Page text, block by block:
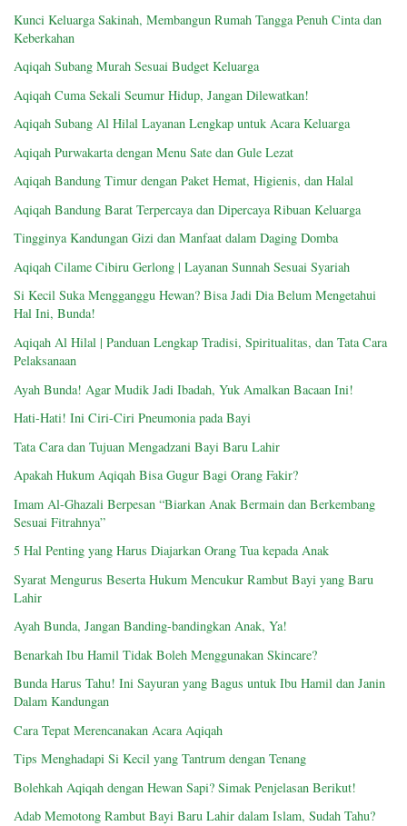
Kunci Keluarga Sakinah, Membangun Rumah Tangga Penuh Cinta dan
Keberkahan
Aqiqah Subang Murah Sesuai Budget Keluarga
Aqiqah Cuma Sekali Seumur Hidup, Jangan Dilewatkan!
Aqiqah Subang Al Hilal Layanan Lengkap untuk Acara Keluarga
Aqiqah Purwakarta dengan Menu Sate dan Gule Lezat
Aqiqah Bandung Timur dengan Paket Hemat, Higienis, dan Halal
Aqiqah Bandung Barat Terpercaya dan Dipercaya Ribuan Keluarga
Tingginya Kandungan Gizi dan Manfaat dalam Daging Domba
Aqiqah Cilame Cibiru Gerlong | Layanan Sunnah Sesuai Syariah
Si Kecil Suka Mengganggu Hewan? Bisa Jadi Dia Belum Mengetahui
Hal Ini, Bunda!
Aqiqah Al Hilal | Panduan Lengkap Tradisi, Spiritualitas, dan Tata Cara
Pelaksanaan
Ayah Bunda! Agar Mudik Jadi Ibadah, Yuk Amalkan Bacaan Ini!
Hati-Hati! Ini Ciri-Ciri Pneumonia pada Bayi
Tata Cara dan Tujuan Mengadzani Bayi Baru Lahir
Apakah Hukum Aqiqah Bisa Gugur Bagi Orang Fakir?
Imam Al-Ghazali Berpesan “Biarkan Anak Bermain dan Berkembang
Sesuai Fitrahnya”
5 Hal Penting yang Harus Diajarkan Orang Tua kepada Anak
Syarat Mengurus Beserta Hukum Mencukur Rambut Bayi yang Baru
Lahir
Ayah Bunda, Jangan Banding-bandingkan Anak, Ya!
Benarkah Ibu Hamil Tidak Boleh Menggunakan Skincare?
Bunda Harus Tahu! Ini Sayuran yang Bagus untuk Ibu Hamil dan Janin
Dalam Kandungan
Cara Tepat Merencanakan Acara Aqiqah
Tips Menghadapi Si Kecil yang Tantrum dengan Tenang
Bolehkah Aqiqah dengan Hewan Sapi? Simak Penjelasan Berikut!
Adab Memotong Rambut Bayi Baru Lahir dalam Islam, Sudah Tahu?